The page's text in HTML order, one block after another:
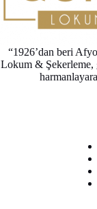
“1926’dan beri
Lokum & Şekerleme,